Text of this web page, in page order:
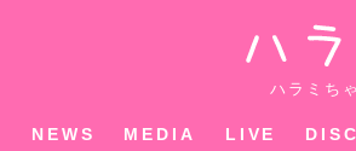
ハラミち
NEWS MEDIA LIVE